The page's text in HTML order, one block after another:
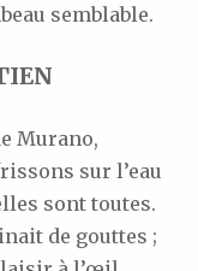
semblable.
Murano,
sur l’eau
sont toutes.
de gouttes ;